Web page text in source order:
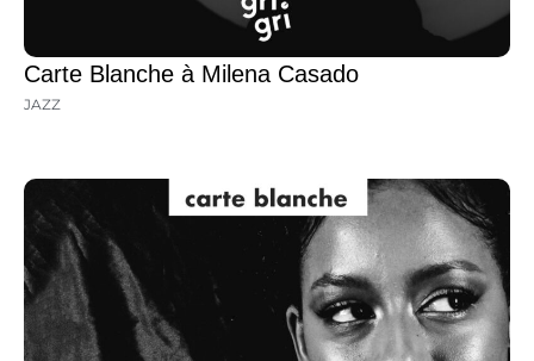
Carte Blanche à Milena Casado
JAZZ